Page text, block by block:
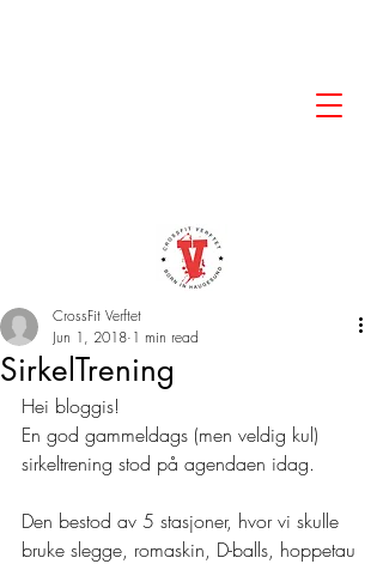
SirkelTrening
CrossFit Verftet
Jun 1, 2018 1 min read
Hei bloggis!
En god gammeldags (men veldig kul)
sirkeltrening stod på agendaen idag.
Den bestod av 5 stasjoner, hvor vi skulle
bruke slegge, romaskin, D-balls, hoppetau